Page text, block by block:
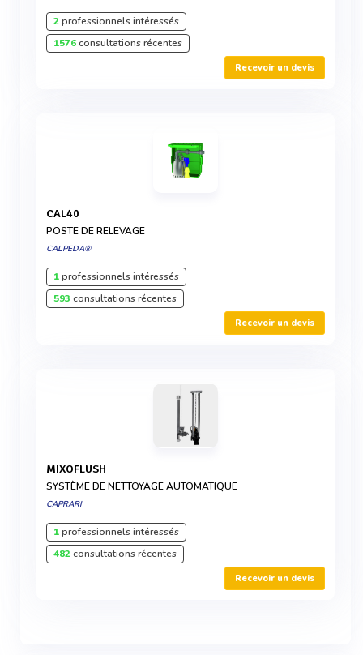
2professionnels intéressés
1576consultations récentes
Recevoir un devis
CAL40
POSTE DE RELEVAGE
CALPEDA®
1professionnels intéressés
593 consultations récentes
Recevoir un devis
MIXOFLUSH
SYSTÈME DE NETTOYAGE AUTOMATIQUE
CAPRARI
1professionnels intéressés
482consultations récentes
Recevoir un devis